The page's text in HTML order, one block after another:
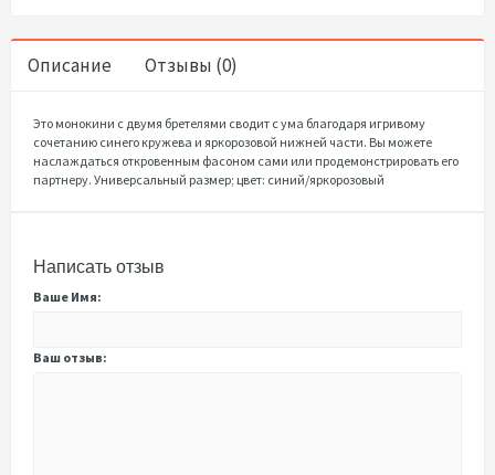
Описание Отзывы (0)
Это монокини с двумя бретелями сводит с ума благодаря игривому
сочетанию синего кружева и яркорозовой нижней части. Вы можете
наслаждаться откровенным фасоном сами или продемонстрировать его
партнеру. Универсальный размер; цвет: синий/яркорозовый
Написать отзыв
Ваше Имя:
Ваш отзыв: